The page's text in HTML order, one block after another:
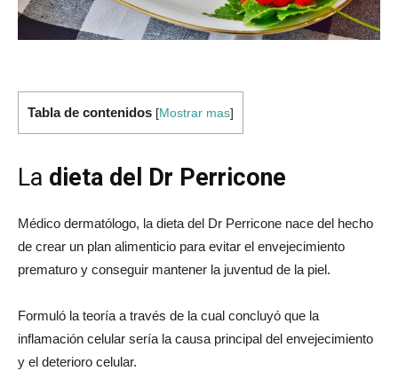
Tabla de contenidos [Mostrar mas]
La dieta del Dr Perricone
Médico dermatólogo, la dieta del Dr Perricone nace del hecho
de crear un plan alimenticio para evitar el envejecimiento
prematuro y conseguir mantener la juventud de la piel.
Formuló la teoría a través de la cual concluyó que la
inflamación celular sería la causa principal del envejecimiento
y el deterioro celular.